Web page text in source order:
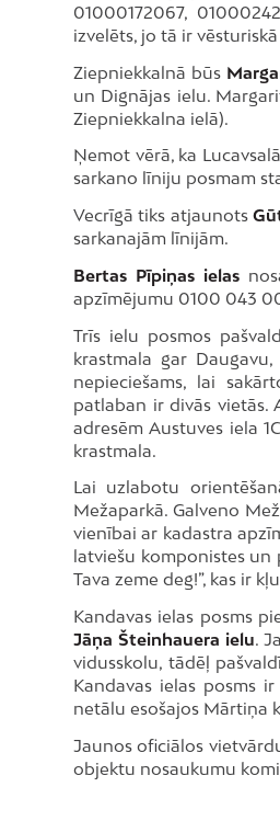
01000172067,
izvelēts, jo tā ir
Ziepniekkalnā būs
un Dignājas ielu.
Ziepniekkalna ielā).
Ņemot vērā, ka
sarkano līniju posmam
Vecrīgā tiks atjaunots
sarkanajām līnijām.
Bertas Pīpiņas ielas
apzīmējumu 0100 043
Trīs ielu posmos
krastmala gar
nepieciešams, lai
patlaban ir divās vietās.
adresēm Austuves iela
krastmala.
Lai uzlabotu
Mežaparkā. Galveno
vienībai ar kadastra
latviešu komponistes un
Tava zeme deg!”, kas ir
Kandavas ielas posms
Jāņa Šteinhauera ielu.
vidusskolu, tādēļ
Kandavas ielas posms
netālu esošajos Mārtiņa
Jaunos oficiālos
objektu nosaukumu